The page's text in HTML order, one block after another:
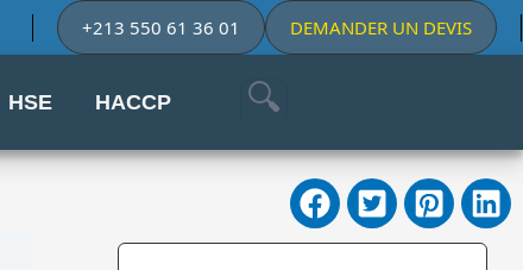
+213 550 61 36 01 DEMANDER UN DEVIS
HSE HACCP